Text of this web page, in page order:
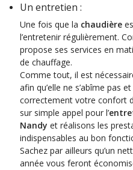
Un entretien :
Une fois que la chaudière
l’entretenir régulièrement.
propose ses services en
de chauffage.
Comme tout, il est
afin qu’elle ne s’abîme pas
correctement votre confort
sur simple appel pour l’
Nandy et réalisons les
indispensables au bon
Sachez par ailleurs qu’un
année vous feront